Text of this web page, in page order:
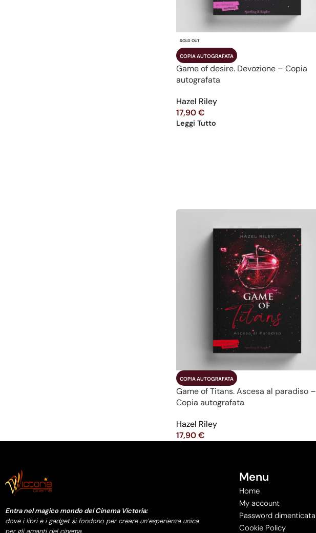
SOLD OUT
COPIA AUTOGRAFATA
Game of desire. Devozione – Copia
autografata
Hazel Riley
17,90€
Leggi Tutto
COPIA AUTOGRAFATA
Game of Titans. Ascesa al paradiso –
Copia autografata
Hazel Riley
17,90€
Entra nel magico mondo del Cinema Victoria:
dove i libri e i gadget si fondono per creare un’esperienza unica
per gli amanti del cinema.
Menu
Home
My account
Password dimenticata
Cookie Policy